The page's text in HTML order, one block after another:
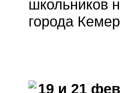
школьников
города
19 и 21